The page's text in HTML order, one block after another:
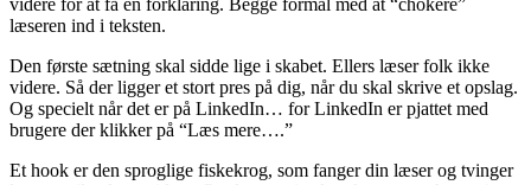
videre for at få en forklaring. Begge formål med at “chokere”
læseren ind i teksten.
Den første sætning skal sidde lige i skabet. Ellers læser folk ikke
videre. Så der ligger et stort pres på dig, når du skal skrive et opslag.
Og specielt når det er på LinkedIn… for LinkedIn er pjattet med
brugere der klikker på “Læs mere….”
Et hook er den sproglige fiskekrog, som fanger din læser og tvinger